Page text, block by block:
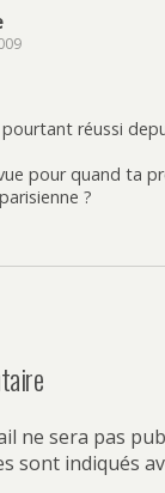
réussi
pour quand ta
?
ne sera pas
sont indiqués